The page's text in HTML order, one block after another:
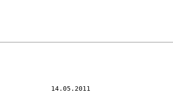
14.05.2011